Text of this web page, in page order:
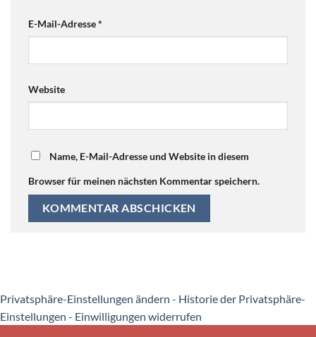
E-Mail-Adresse*
Website
Name, E-Mail-Adresse und Website in diesem
Browser für meinen nächsten Kommentar speichern.
Privatsphäre-Einstellungen ändern - Historie der Privatsphäre-
Einstellungen - Einwilligungen widerrufen